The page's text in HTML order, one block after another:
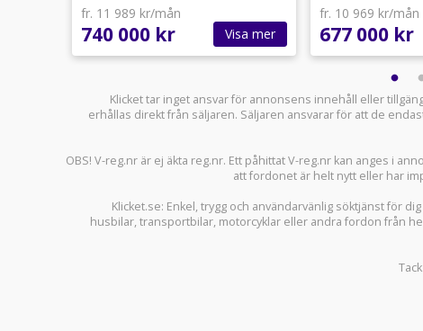
fr. 11 989 kr/mån
740 000 kr Visa mer
fr. 10 969 kr/mån
677 000 kr
Klicket tar inget ansvar för annonsens innehåll eller
erhållas direkt från säljaren. Säljaren ansvarar för att de
OBS! V-reg.nr är ej äkta reg.nr. Ett påhittat V-reg.nr kan anges i
att fordonet är helt nytt eller har
Klicket.se: Enkel, trygg och användarvänlig söktjänst för
husbilar,transportbilar, motorcyklar eller andra fordon från